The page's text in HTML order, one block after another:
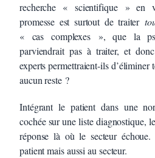
recherche « scientifique » en
promesse est surtout de traiter
« cas complexes », que la
parviendrait pas à traiter, et
experts permettraient-ils d’éliminer
aucun reste ?
Intégrant le patient dans une
cochée sur une liste diagnostique,
réponse là où le secteur
patient mais aussi au secteur.